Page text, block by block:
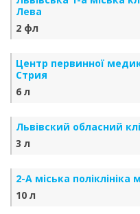
Лева
2 фл
Центр первинної
Стрия
6 л
Львівский обласний
3 л
2-А міська поліклініка
10 л